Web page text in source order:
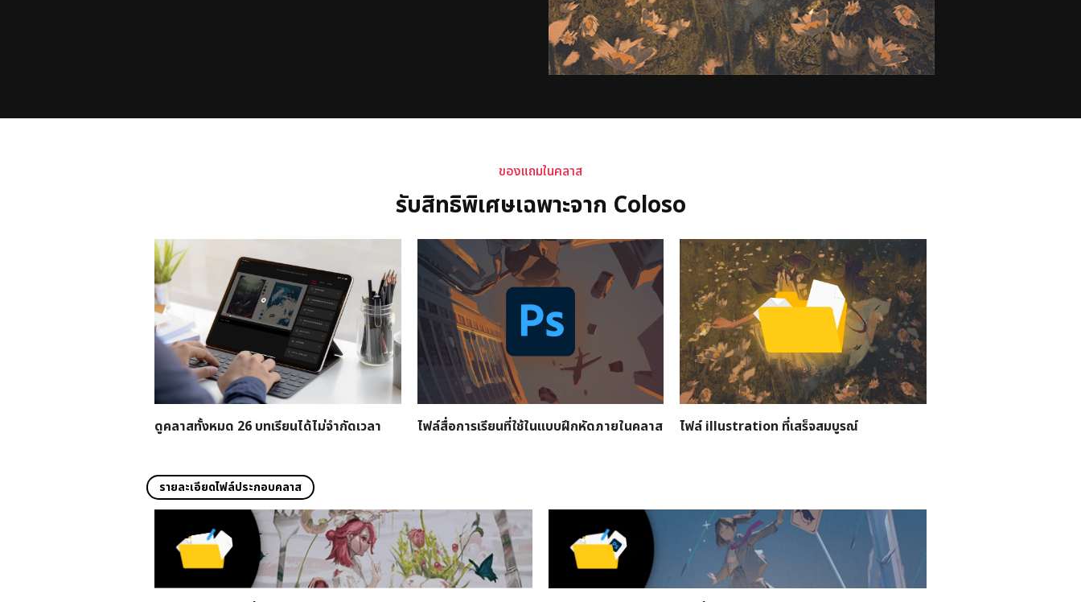
ของแถมในคลาส
รับสิทธิพิเศษเฉพาะจาก Coloso
ดูคลาสทั้งหมด 26 บทเรียนได้ไม่จำกัดเวลา ไฟล์สื่อการเรียนที่ใช้ในแบบฝึกหัดภายในคลาส ไฟล์ illustration ที่เสร็จสมบูรณ์
รายละเอียดไฟล์ประกอบคลาส